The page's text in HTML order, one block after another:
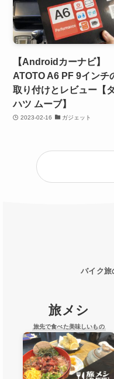
【Androidカーナビ】
ATOTO A6 PF 9インチ
取り付けとレビュー【
ハツ ムーブ】
2023-02-16 ガジェット
バイク旅
旅メシ
旅先で食べた美味しいもの